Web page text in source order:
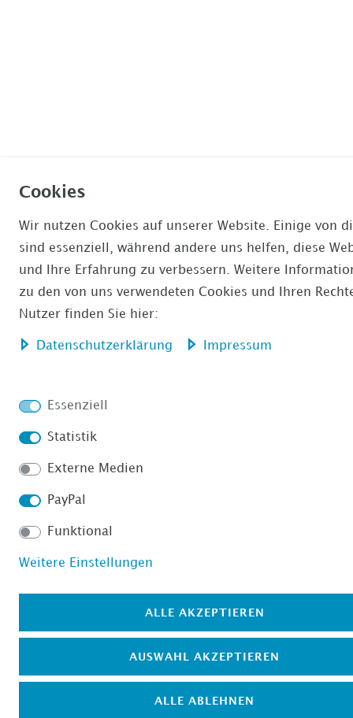
Cookies
Wir nutzen Cookies auf unserer Website. Einige von
sind essenziell, während andere uns helfen, diese
und Ihre Erfahrung zu verbessern. Weitere
zu den von uns verwendeten Cookies und Ihren
Nutzer finden Sie hier:
Daten­schutz­erklärung Impressum
Essenziell
Statistik
Externe Medien
PayPal
Funktional
Weitere Einstellungen
ALLE AKZEPTIEREN
AUSWAHL AKZEPTIEREN
ALLE ABLEHNEN